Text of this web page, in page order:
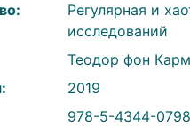
Регулярная и
исследований
Теодор фон
2019
978-5-4344-